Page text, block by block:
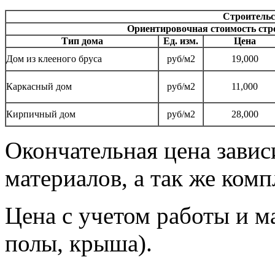
Ориентировочная стоимость
Тип дома
Ед. изм.
Цена
Дом из клееного бруса
руб/м2 19,000
Каркасный дом руб/м2 11,000
Кирпичный дом руб/м2 28,000
Окончательная цена
материалов, а так же
Цена с учетом работы и
полы, крыша).